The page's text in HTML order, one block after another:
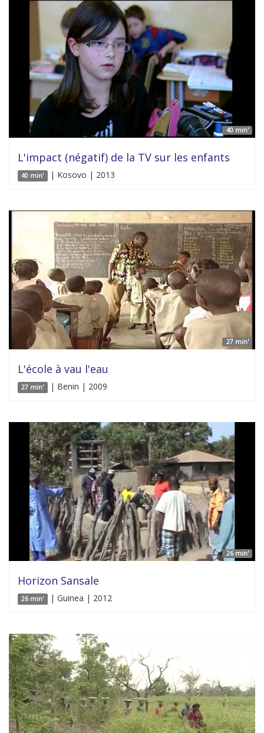
40 min'
L'impact (négatif) de la TV sur les enfants
40 min' | Kosovo | 2013
27 min'
L'école à vau l'eau
27 min' | Benin | 2009
26 min'
Horizon Sansale
26 min' | Guinea | 2012